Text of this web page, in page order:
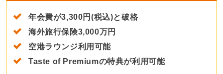
年会費が3,300円(税込)と破格
海外旅行保険3,000万円
空港ラウンジ利用可能
Taste of Premiumの特典が利用可能